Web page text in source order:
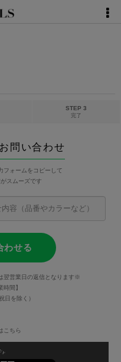
STEP 3
完了
問い合わせ
フォームをコピーして
スムーズです
わせる
翌営業日の返信となります※
時間】
日を除く）
こちら